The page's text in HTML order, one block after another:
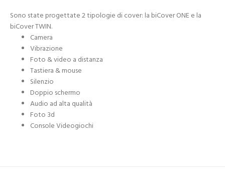
Sono state progettate 2 tipologie di cover: la biCover ONE e la
biCover TWIN.
Camera
Vibrazione
Foto & video a distanza
Tastiera & mouse
Silenzio
Doppio schermo
Audio ad alta qualità
Foto 3d
Console Videogiochi